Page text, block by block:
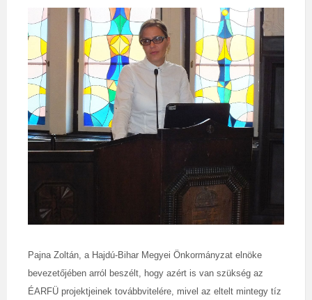
Pajna Zoltán, a Hajdú-Bihar Megyei Önkormányzat elnöke
bevezetőjében arról beszélt, hogy azért is van szükség az
ÉARFÜ projektjeinek továbbvitelére, mivel az eltelt mintegy tíz